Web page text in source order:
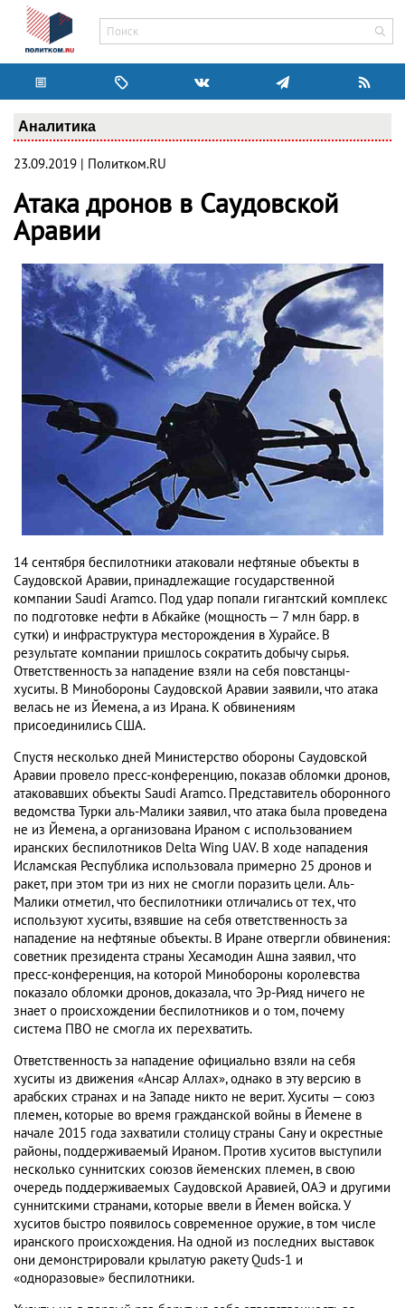
Аналитика
23.09.2019 | Политком.RU
Атака дронов в Саудовской
Аравии
14 сентября беспилотники атаковали нефтяные объекты в
Саудовской Аравии, принадлежащие государственной
компании Saudi Aramco. Под удар попали гигантский комплекс
по подготовке нефти в Абкайке (мощность — 7 млн барр. в
сутки) и инфраструктура месторождения в Хурайсе. В
результате компании пришлось сократить добычу сырья.
Ответственность за нападение взяли на себя повстанцы-
хуситы. В Минобороны Саудовской Аравии заявили, что атака
велась не из Йемена, а из Ирана. К обвинениям
присоединились США.
Спустя несколько дней Министерство обороны Саудовской
Аравии провело пресс-конференцию, показав обломки дронов,
атаковавших объекты Saudi Aramco. Представитель оборонного
ведомства Турки аль-Малики заявил, что атака была проведена
не из Йемена, а организована Ираном с использованием
иранских беспилотников Delta Wing UAV. В ходе нападения
Исламская Республика использовала примерно 25 дронов и
ракет, при этом три из них не смогли поразить цели. Аль-
Малики отметил, что беспилотники отличались от тех, что
используют хуситы, взявшие на себя ответственность за
нападение на нефтяные объекты. В Иране отвергли обвинения:
советник президента страны Хесамодин Ашна заявил, что
пресс-конференция, на которой Минобороны королевства
показало обломки дронов, доказала, что Эр-Рияд ничего не
знает о происхождении беспилотников и о том, почему
система ПВО не смогла их перехватить.
Ответственность за нападение официально взяли на себя
хуситы из движения «Ансар Аллах», однако в эту версию в
арабских странах и на Западе никто не верит. Хуситы — союз
племен, которые во время гражданской войны в Йемене в
начале 2015 года захватили столицу страны Сану и окрестные
районы, поддерживаемый Ираном. Против хуситов выступили
несколько суннитских союзов йеменских племен, в свою
очередь поддерживаемых Саудовской Аравией, ОАЭ и другими
суннитскими странами, которые ввели в Йемен войска. У
хуситов быстро появилось современное оружие, в том числе
иранского происхождения. На одной из последних выставок
они демонстрировали крылатую ракету Quds-1 и
«одноразовые» беспилотники.